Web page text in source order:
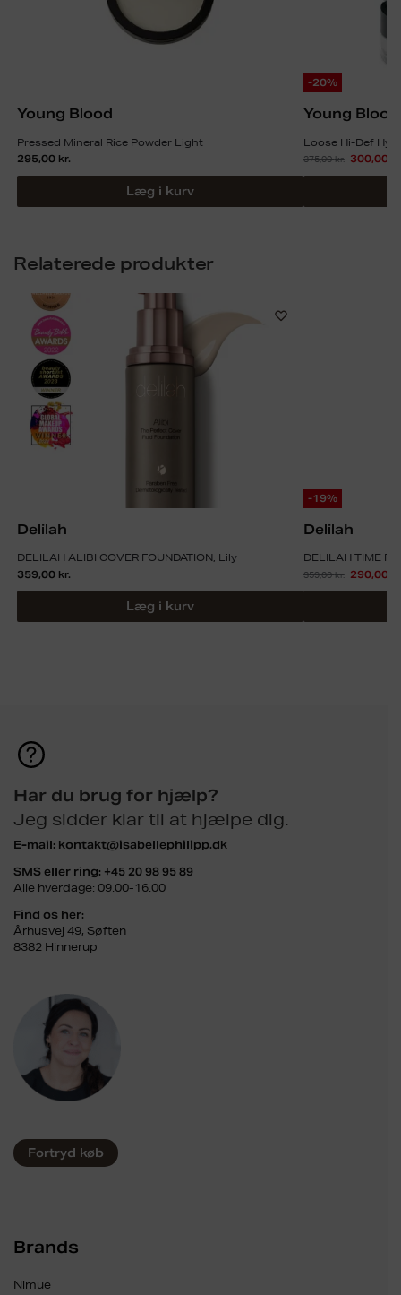
Young Blood
Pressed Mineral Rice Powder Light
295,00 kr.
Læg i kurv
-20%
Young Blood
Loose Hi-Def
375,00kr. 300,00
Relaterede produkter
Delilah
DELILAH ALIBI COVER FOUNDATION, Lily
359,00 kr.
Læg i kurv
-19%
Delilah
DELILAH TIME
359,00kr. 290,00
Har du brug for hjælp?
Jeg sidder klar til at hjælpe dig.
E-mail: kontakt@isabellephilipp.dk
SMS eller ring: +45 20 98 95 89
Alle hverdage: 09.00-16.00
Find os her:
Århusvej 49, Søften
8382 Hinnerup
Fortryd køb
Brands
Nimue